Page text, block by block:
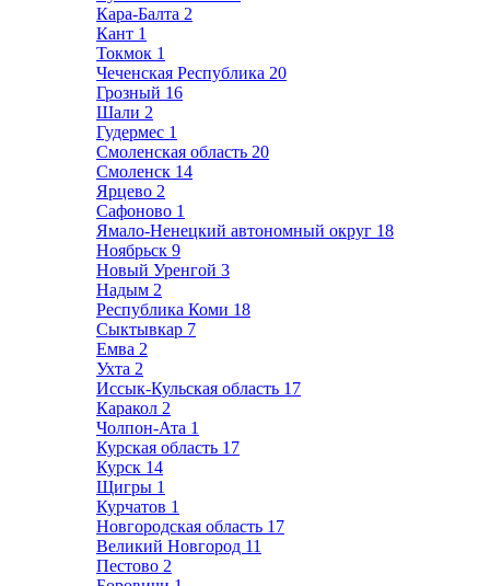
Кара-Балта 2
Кант 1
Токмок 1
Чеченская Республика 20
Грозный 16
Шали 2
Гудермес 1
Смоленская область 20
Смоленск 14
Ярцево 2
Сафоново 1
Ямало-Ненецкий автономный округ 18
Ноябрьск 9
Новый Уренгой 3
Надым 2
Республика Коми 18
Сыктывкар 7
Емва 2
Ухта 2
Иссык-Кульская область 17
Каракол 2
Чолпон-Ата 1
Курская область 17
Курск 14
Щигры 1
Курчатов 1
Новгородская область 17
Великий Новгород 11
Пестово 2